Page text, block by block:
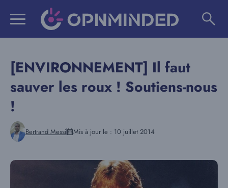
[ENVIRONNEMENT] Il faut
sauver les roux ! Soutiens-nous
!
Bertrand Messi Mis à jour le : 10 juillet 2014